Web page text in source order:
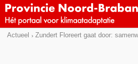
SlaActueel Zundert Floreert gaat door:
Actueel